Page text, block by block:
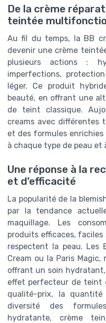
De la crème
teintée
Au fil du temps, la BB
devenir une crème
plusieurs actions :
imperfections,
léger. Ce produit
beauté, en offrant une
de teint classique.
creams avec différentes
et des formules
à chaque type de peau et
Une réponse à la
et d’efficacité
La popularité de la
par la tendance
maquillage. Les
produits efficaces,
respectent la peau. Les
Cream ou la Paris
offrant un soin
effet perfecteur de teint
qualité-prix, la
diversité des
hydratante, crème